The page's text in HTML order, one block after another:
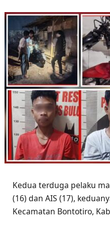
Kedua terduga pelaku
(16) dan AIS (17),
Kecamatan Bontotiro,